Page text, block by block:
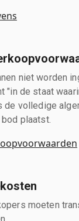
niet worden
"in de staat
de volledige
plaatst.
moeten